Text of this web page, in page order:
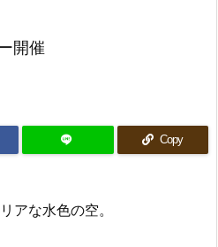
開催
Copy
アな水色の空。